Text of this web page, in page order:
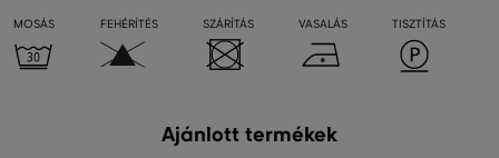
MOSÁS FEHÉRÍTÉS SZÁRÍTÁS VASALÁS TISZTÍTÁS
Ajánlott termékek